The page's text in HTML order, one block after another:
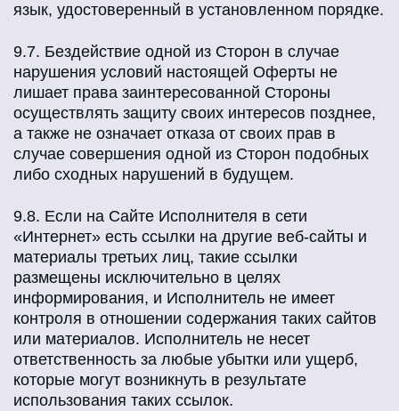
язык, удостоверенный в установленном порядке.
9.7. Бездействие одной из Сторон в случае
нарушения условий настоящей Оферты не
лишает права заинтересованной Стороны
осуществлять защиту своих интересов позднее,
а также не означает отказа от своих прав в
случае совершения одной из Сторон подобных
либо сходных нарушений в будущем.
9.8. Если на Сайте Исполнителя в сети
«Интернет» есть ссылки на другие веб-сайты и
материалы третьих лиц, такие ссылки
размещены исключительно в целях
информирования, и Исполнитель не имеет
контроля в отношении содержания таких сайтов
или материалов. Исполнитель не несет
ответственность за любые убытки или ущерб,
которые могут возникнуть в результате
использования таких ссылок.